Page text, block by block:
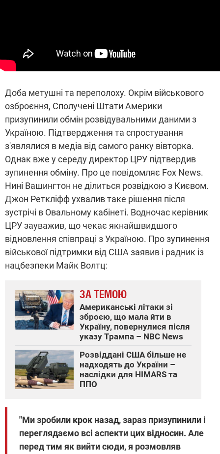
Доба метушні та переполоху. Окрім військового
озброєння, Сполучені Штати Америки
призупинили обмін розвідувальними даними з
Україною. Підтвердження та спростування
з'являлися в медіа від самого ранку вівторка.
Однак вже у середу директор ЦРУ підтвердив
зупинення обміну. Про це повідомляє Fox News.
Нині Вашингтон не ділиться розвідкою з Києвом.
Джон Реткліфф ухвалив таке рішення після
зустрічі в Овальному кабінеті. Водночас керівник
ЦРУ зауважив, що чекає якнайшвидшого
відновлення співпраці з Україною. Про зупинення
військової підтримки від США заявив і радник із
нацбезпеки Майк Волтц:
ЗА ТЕМОЮ
Американські літаки зі
зброєю, що мала йти в
Україну, повернулися після
указу Трампа – NBC News
Розвіддані США більше не
надходять до України –
наслідки для HIMARS та
ППО
"Ми зробили крок назад, зараз призупинили і
переглядаємо всі аспекти цих відносин. Але
перед тим як вийти сюди, я розмовляв